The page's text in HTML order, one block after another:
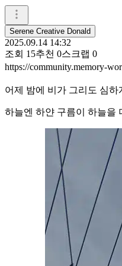
Serene Creative Donald
2025.09.14 14:32
조회 15추천 0스크랩 0
https://community.memory-
어제 밤에 비가 그리도 심
하늘엔 하얀 구름이 하늘을